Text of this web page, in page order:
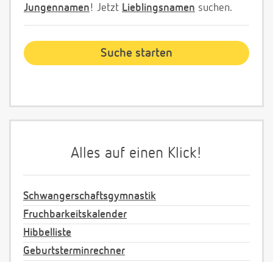
Jungennamen! Jetzt Lieblingsnamen suchen.
Alles auf einen Klick!
Schwangerschaftsgymnastik
Fruchbarkeitskalender
Hibbelliste
Geburtsterminrechner